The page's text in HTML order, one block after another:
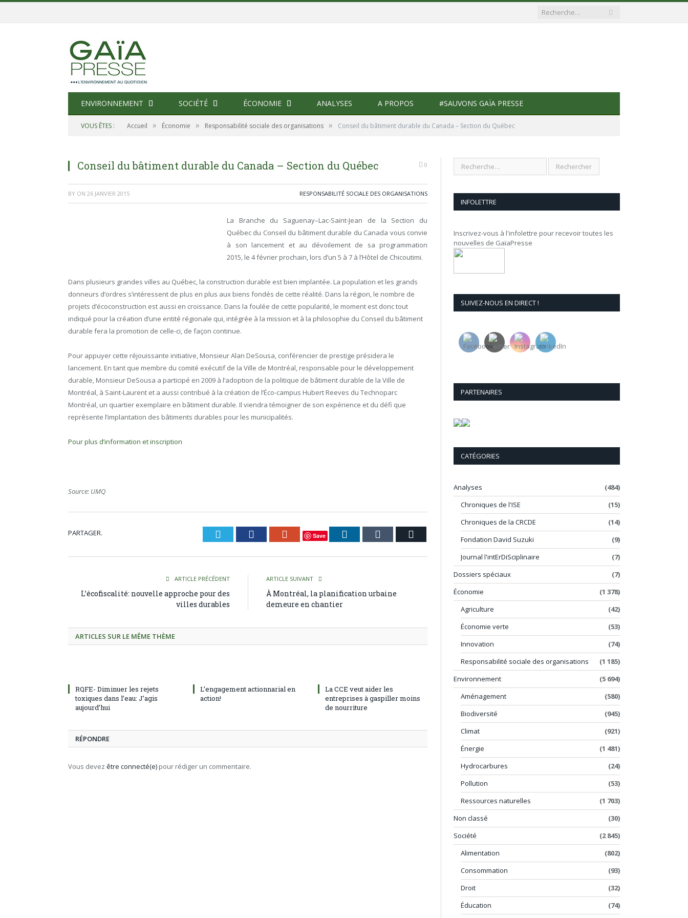
ENVIRONNEMENT SOCIÉTÉ ÉCONOMIE ANALYSES A PROPOS #SAUVONS GAÏA PRESSE
VOUS ÊTES : Accueil » Économie » Responsabilité sociale des organisations » Conseil du bâtiment durable du Canada – Section du Québec
Conseil du bâtiment durable du Canada – Section du Québec 0
BY ON 26 JANVIER 2015 RESPONSABILITÉ SOCIALE DES ORGANISATIONS
La Branche du Saguenay–Lac-Saint-Jean de la Section du
Québec du Conseil du bâtiment durable du Canada vous convie
à son lancement et au dévoilement de sa programmation
2015, le 4 février prochain, lors d’un 5 à 7 à l’Hôtel de Chicoutimi.
Dans plusieurs grandes villes au Québec, la construction durable est bien implantée. La population et les grands
donneurs d’ordres s’intéressent de plus en plus aux biens fondés de cette réalité. Dans la région, le nombre de
projets d’écoconstruction est aussi en croissance. Dans la foulée de cette popularité, le moment est donc tout
indiqué pour la création d’une entité régionale qui, intégrée à la mission et à la philosophie du Conseil du bâtiment
durable fera la promotion de celle-ci, de façon continue.
Pour appuyer cette réjouissante initiative, Monsieur Alan DeSousa, conférencier de prestige présidera le
lancement. En tant que membre du comité exécutif de la Ville de Montréal, responsable pour le développement
durable, Monsieur DeSousa a participé en 2009 à l’adoption de la politique de bâtiment durable de la Ville de
Montréal, à Saint-Laurent et a aussi contribué à la création de l’Éco-campus Hubert Reeves du Technoparc
Montréal, un quartier exemplaire en bâtiment durable. Il viendra témoigner de son expérience et du défi que
représente l’implantation des bâtiments durables pour les municipalités.
Pour plus d’information et inscription
Source: UMQ
PARTAGER. Twitter Facebook Google+
Save LinkedIn Tumblr
ARTICLE PRÉCÉDENT
L’écofiscalité: nouvelle approche pour des
villes durables
ARTICLE SUIVANT
À Montréal, la planification urbaine
demeure en chantier
ARTICLES SUR LE MÊME THÈME
RQFE- Diminuer les rejets
toxiques dans l’eau: J’agis
aujourd’hui
L’engagement actionnarial en
action!
La CCE veut aider les
entreprises à gaspiller moins
de nourriture
RÉPONDRE
Vous devez être connecté(e) pour rédiger un commentaire.
INFOLETTRE
Inscrivez-vous à l'infolettre pour recevoir toutes les
nouvelles de GaïaPresse
SUIVEZ-NOUS EN DIRECT !
PARTENAIRES
CATÉGORIES
Analyses
(484)
Chroniques de l'ISE
(15)
Chroniques de la CRCDE
(14)
Fondation David Suzuki
(9)
Journal l'intErDiSciplinaire
(7)
Dossiers spéciaux
(7)
Économie
(1 378)
Agriculture
(42)
Économie verte
(53)
Innovation
(74)
Responsabilité sociale des organisations
(1 185)
Environnement
(5 694)
Aménagement
(580)
Biodiversité
(945)
Climat
(921)
Énergie
(1 481)
Hydrocarbures
(24)
Pollution
(53)
Ressources naturelles
(1 703)
Non classé
(30)
Société
(2 845)
Alimentation
(802)
Consommation
(93)
Droit
(32)
Éducation
(74)